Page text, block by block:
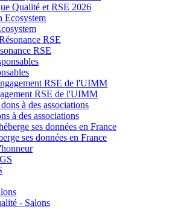
Qualité et RSE 2026
RSE
RSE de l'UIMM
à des associations
ses données en France